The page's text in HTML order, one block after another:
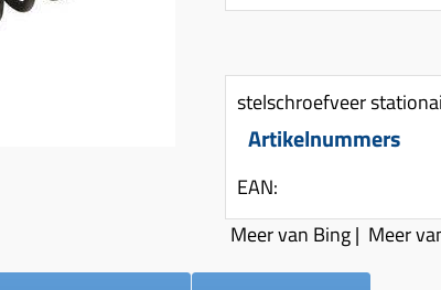
stelschroefveer
Artikelnummers
EAN:
Meer van Bing| Meer